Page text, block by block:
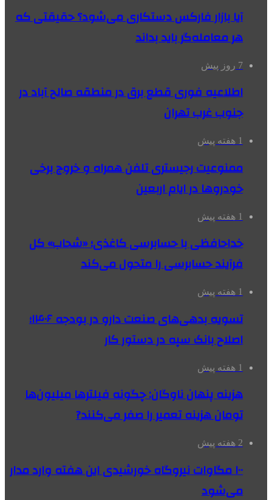
آیا بازار فارکس دستکاری می‌شود؟ حقیقتی که
هر معامله‌گر باید بداند
7 روز پیش
اطلاعیه فوری قطع برق در منطقه صالح آباد در
جنوب غرب تهران
1 هفته پیش
ممنوعیت رجیستری تلفن همراه و خروج برخی
خودروها در ایام اربعین
1 هفته پیش
خداحافظی با حسابرسی کاغذی؛ «شحاب» کل
فرآیند حسابرسی را متحول می‌کند
1 هفته پیش
تسویه بدهی‌های صنعت دارو در بودجه ۱۴۰۶؛
اصلاح بانک سپه در دستور کار
1 هفته پیش
هزینه پنهان ناوگان: چگونه فیلترها میلیون‌ها
تومان هزینه تعمیر را صفر می‌کنند?
2 هفته پیش
۱۰۰ مگاوات نیروگاه‌ خورشیدی این هفته وارد مدار
می‌شود